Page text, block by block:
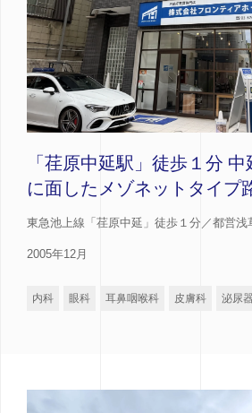
「荏原中延駅」徒歩１分
に面したメゾネットタイプ
東急池上線「荏原中延」徒歩１分／都営浅
2005年12月
内科 眼科 耳鼻咽喉科 皮膚科 泌尿